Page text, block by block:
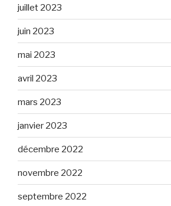
juillet 2023
juin 2023
mai 2023
avril 2023
mars 2023
janvier 2023
décembre 2022
novembre 2022
septembre 2022